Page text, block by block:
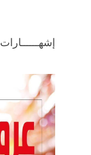
إشهــــــارات